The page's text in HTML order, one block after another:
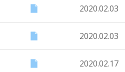
2020.02.03
2020.02.03
2020.02.17